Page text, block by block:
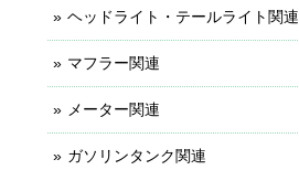
ヘッドライト・テールライト関連
マフラー関連
メーター関連
ガソリンタンク関連